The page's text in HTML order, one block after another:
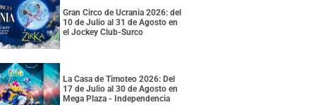
Gran Circo de Ucrania 2026: del
10 de Julio al 31 de Agosto en
el Jockey Club-Surco
La Casa de Timoteo 2026: Del
17 de Julio al 30 de Agosto en
Mega Plaza - Independencia